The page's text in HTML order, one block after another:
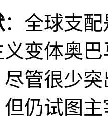
：全球支
变体奥
尽管很少
仍试图